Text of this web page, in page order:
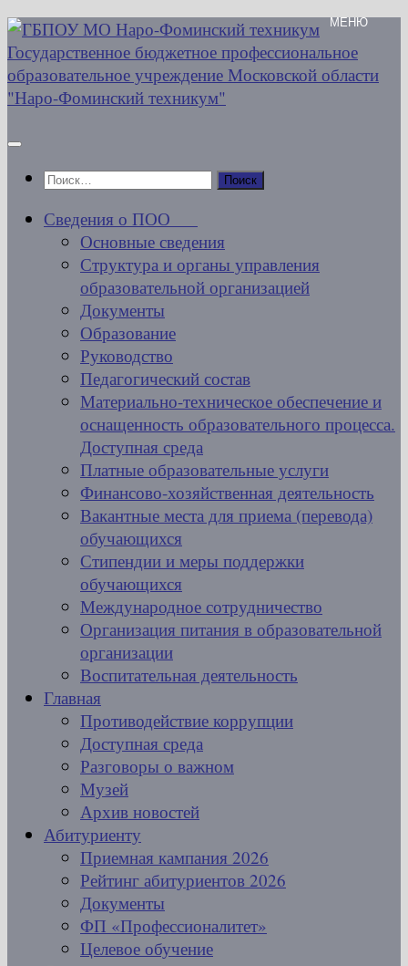
Перейти
к
содержимому
Найти:
Сведения о ПОО
Основные сведения
Структура и органы управления
образовательной организацией
Документы
Образование
Руководство
Педагогический состав
Материально-техническое обеспечение и
оснащенность образовательного процесса.
Доступная среда
Платные образовательные услуги
Финансово-хозяйственная деятельность
Вакантные места для приема (перевода)
обучающихся
Стипендии и меры поддержки
обучающихся
Международное сотрудничество
Организация питания в образовательной
организации
Воспитательная деятельность
Главная
Противодействие коррупции
Доступная среда
Разговоры о важном
Музей
Архив новостей
Абитуриенту
Приемная кампания 2026
Рейтинг абитуриентов 2026
Документы
ФП «Профессионалитет»
Целевое обучение